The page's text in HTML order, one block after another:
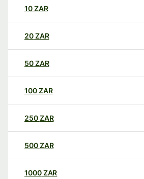
10ZAR
20ZAR
50ZAR
100ZAR
250ZAR
500ZAR
1000ZAR